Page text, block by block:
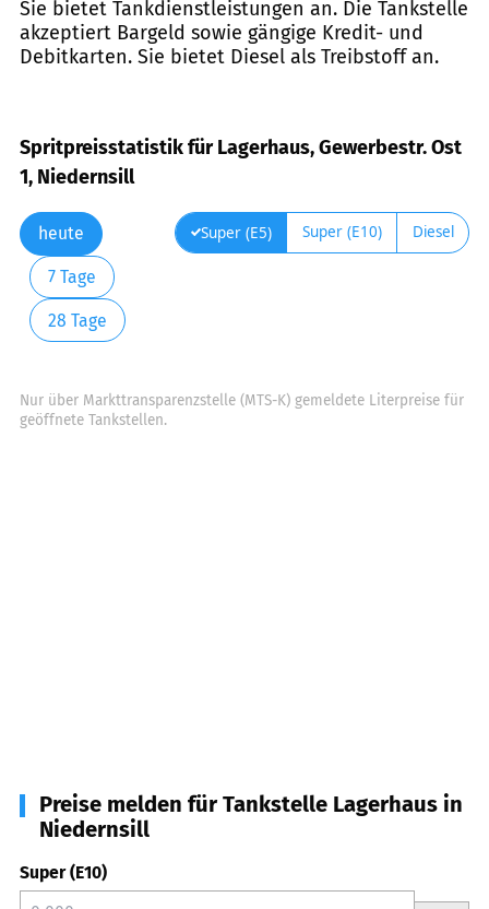
Sie bietet Tankdienstleistungen an. Die Tankstelle
akzeptiert Bargeld sowie gängige Kredit- und
Debitkarten. Sie bietet Diesel als Treibstoff an.
Spritpreisstatistik für Lagerhaus, Gewerbestr. Ost
1, Niedernsill
heute
7 Tage
28 Tage
Super (E5) Super (E10) Diesel
Nur über Markttransparenzstelle (MTS-K) gemeldete Literpreise für
geöffnete Tankstellen.
Preise melden für Tankstelle Lagerhaus in
Niedernsill
Super (E10)